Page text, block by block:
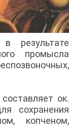
результате
промысла
ок.
сохранения
копченом,